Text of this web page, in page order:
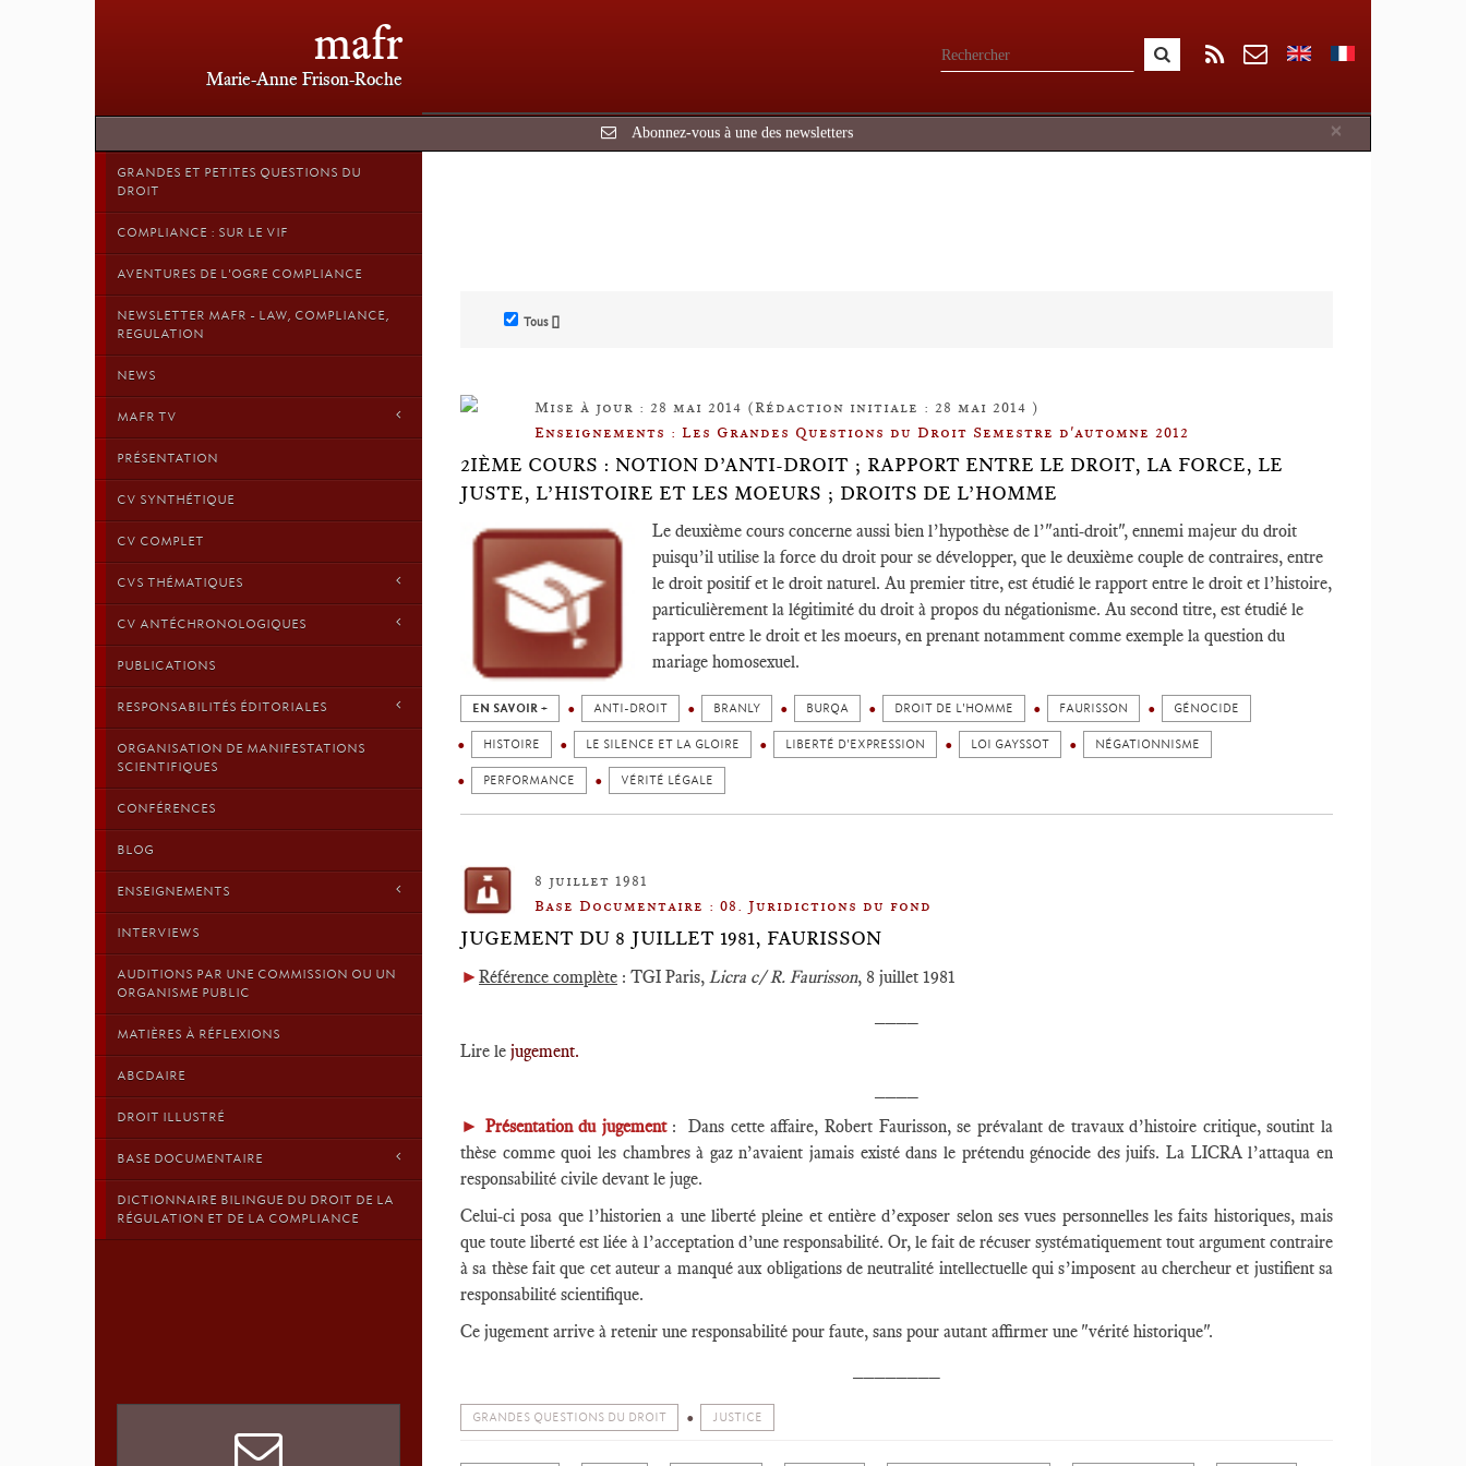
mafr
Marie-Anne Frison-Roche
×
Abonnez-vous à une des newsletters
GRANDES ET PETITES QUESTIONS DU
DROIT
COMPLIANCE : SUR LE VIF
AVENTURES DE L'OGRE COMPLIANCE
NEWSLETTER MAFR - LAW, COMPLIANCE,
REGULATION
NEWS
MAFR TV
PRÉSENTATION
CV SYNTHÉTIQUE
CV COMPLET
CVS THÉMATIQUES
CV ANTÉCHRONOLOGIQUES
PUBLICATIONS
RESPONSABILITÉS ÉDITORIALES
ORGANISATION DE MANIFESTATIONS
SCIENTIFIQUES
CONFÉRENCES
BLOG
ENSEIGNEMENTS
INTERVIEWS
AUDITIONS PAR UNE COMMISSION OU UN
ORGANISME PUBLIC
MATIÈRES À RÉFLEXIONS
ABCDAIRE
DROIT ILLUSTRÉ
BASE DOCUMENTAIRE
DICTIONNAIRE BILINGUE DU DROIT DE LA
RÉGULATION ET DE LA COMPLIANCE
Tous []
Mise à jour : 28 mai 2014 (Rédaction initiale : 28 mai 2014 )
Enseignements : Les Grandes Questions du Droit Semestre d'automne 2012
2IÈME COURS : NOTION D’ANTI-DROIT ; RAPPORT ENTRE LE DROIT, LA FORCE, LE
JUSTE, L’HISTOIRE ET LES MOEURS ; DROITS DE L’HOMME
Le deuxième cours concerne aussi bien l’hypothèse de l’"anti-droit", ennemi majeur du droit
puisqu’il utilise la force du droit pour se développer, que le deuxième couple de contraires, entre
le droit positif et le droit naturel. Au premier titre, est étudié le rapport entre le droit et l’histoire,
particulièrement la légitimité du droit à propos du négationisme. Au second titre, est étudié le
rapport entre le droit et les moeurs, en prenant notamment comme exemple la question du
mariage homosexuel.
EN SAVOIR + ANTI-DROIT BRANLY BURQA DROIT DE L'HOMME FAURISSON GÉNOCIDE
HISTOIRE LE SILENCE ET LA GLOIRE LIBERTÉ D'EXPRESSION LOI GAYSSOT NÉGATIONNISME
PERFORMANCE VÉRITÉ LÉGALE
8 juillet 1981
Base Documentaire : 08. Juridictions du fond
JUGEMENT DU 8 JUILLET 1981, FAURISSON
► Référence complète : TGI Paris, Licra c/ R. Faurisson, 8 juillet 1981
Lire le jugement.
► Présentation du jugement: Dans cette affaire, Robert Faurisson, se prévalant de travaux d’histoire critique, soutint la
thèse comme quoi les chambres à gaz n’avaient jamais existé dans le prétendu génocide des juifs. La LICRA l’attaqua en
responsabilité civile devant le juge.
Celui-ci posa que l’historien a une liberté pleine et entière d’exposer selon ses vues personnelles les faits historiques, mais
que toute liberté est liée à l’acceptation d’une responsabilité. Or, le fait de récuser systématiquement tout argument contraire
à sa thèse fait que cet auteur a manqué aux obligations de neutralité intellectuelle qui s’imposent au chercheur et justifient sa
responsabilité scientifique.
Ce jugement arrive à retenir une responsabilité pour faute, sans pour autant affirmer une "vérité historique".
GRANDES QUESTIONS DU DROIT JUSTICE